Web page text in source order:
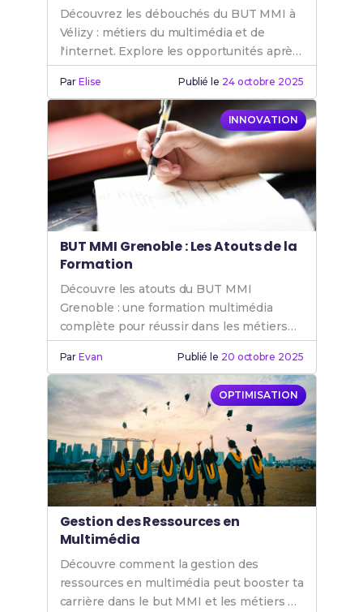
Découvrez les débouchés du BUT MMI à
Vélizy : métiers du multimédia et de
l'internet. Explore les opportunités après
un BUT MMI pour ta carrière.
ParElise Publié le 24 octobre 2025
INNOVATION
BUT MMI Grenoble : Les Atouts de la
Formation
Découvre les atouts du BUT MMI
Grenoble : une formation multimédia
complète pour réussir dans les métiers
de l'internet et du digital. Rejoins le BUT
MMI.
ParEvan Publié le 20 octobre 2025
OPTIMISATION
Gestion des Ressources en
Multimédia
Découvre comment la gestion des
ressources en multimédia peut booster ta
carrière dans le but MMI et les métiers de